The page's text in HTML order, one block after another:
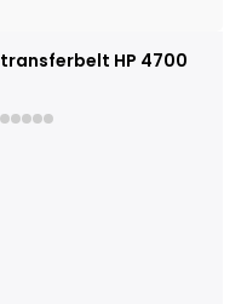
transferbelt HP 4700